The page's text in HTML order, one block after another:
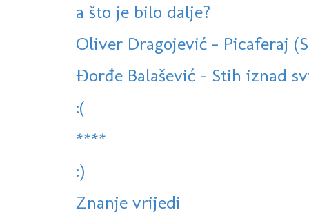
a što je bilo dalje?
Oliver Dragojević - Picaferaj
Đorđe Balašević - Stih iznad
:(
****
:)
Znanje vrijedi